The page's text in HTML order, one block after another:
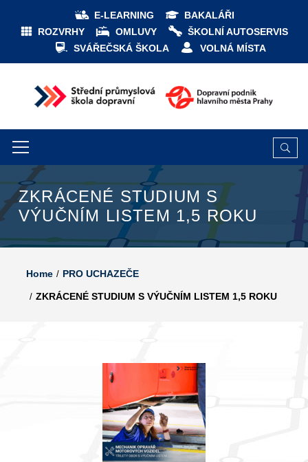
E-LEARNING
BAKALÁŘI
ROZVRHY
OMLUVY
ŠKOLNÍ AUTOSERVIS
SVÁŘEČSKÁ ŠKOLA
VOLNÁ MÍSTA
ZKRÁCENÉ STUDIUM S
VÝUČNÍM LISTEM 1,5 ROKU
Home PRO UCHAZEČE
ZKRÁCENÉ STUDIUM S VÝUČNÍM LISTEM 1,5 ROKU